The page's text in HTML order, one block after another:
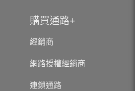
購買通路
經銷商
網路授權經銷商
連鎖通路